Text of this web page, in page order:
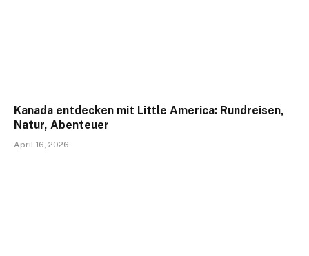
Kanada entdecken mit Little America: Rundreisen,
Natur, Abenteuer
April 16, 2026